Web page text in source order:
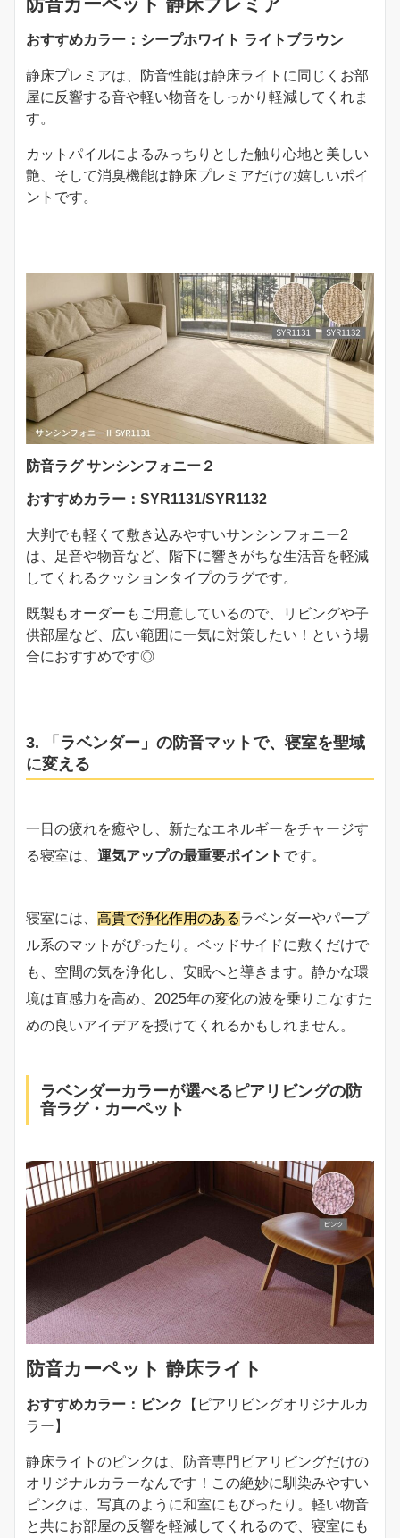
防音カーペット 静床プレミア
おすすめカラー：シープホワイト ライトブラウン
静床プレミアは、防音性能は静床ライトに同じくお部
屋に反響する音や軽い物音をしっかり軽減してくれま
す。
カットパイルによるみっちりとした触り心地と美しい
艶、そして消臭機能は静床プレミアだけの嬉しいポイ
ントです。
防音ラグ サンシンフォニー２
おすすめカラー：SYR1131/SYR1132
大判でも軽くて敷き込みやすいサンシンフォニー2
は、足音や物音など、階下に響きがちな生活音を軽減
してくれるクッションタイプのラグです。
既製もオーダーもご用意しているので、リビングや子
供部屋など、広い範囲に一気に対策したい！という場
合におすすめです◎
3. 「ラベンダー」の防音マットで、寝室を聖域
に変える
一日の疲れを癒やし、新たなエネルギーをチャージす
る寝室は、 運気アップの最重要ポイント です。
寝室には、 高貴で浄化作用のあるラベンダーやパープ
ル系のマットがぴったり。ベッドサイドに敷くだけで
も、空間の気を浄化し、安眠へと導きます。静かな環
境は直感力を高め、2025年の変化の波を乗りこなすた
めの良いアイデアを授けてくれるかもしれません。
ラベンダーカラーが選べるピアリビングの防
音ラグ・カーペット
防音カーペット 静床ライト
おすすめカラー：ピンク
【ピアリビングオリジナルカ
ラー】
静床ライトのピンクは、防音専門ピアリビングだけの
オリジナルカラーなんです！この絶妙に馴染みやすい
ピンクは、写真のように和室にもぴったり。軽い物音
と共にお部屋の反響を軽減してくれるので、寝室にも